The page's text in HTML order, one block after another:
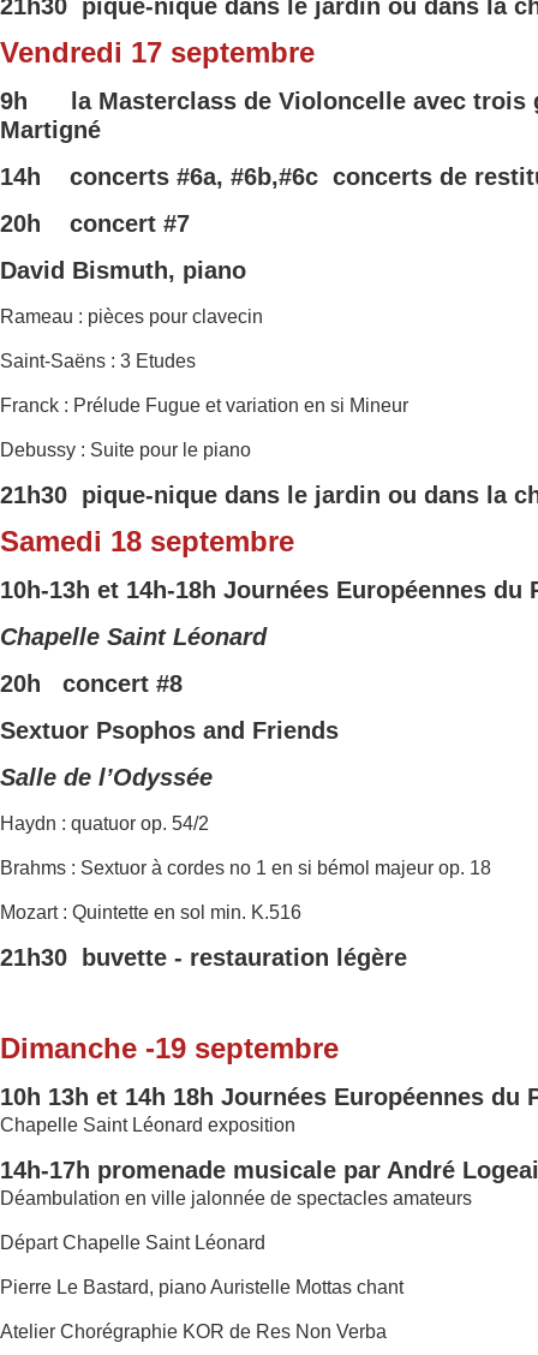
21h30 pique-nique dans le jardin ou dans la
Vendredi 17 septembre
9h
la Masterclass de Violoncelle avec
Martigné
14h concerts #6a, #6b,#6c concerts de
20h concert #7
David Bismuth, piano
Rameau : pièces pour clavecin
Saint-Saëns : 3 Etudes
Franck : Prélude Fugue et variation en si Mineur
Debussy : Suite pour le piano
21h30 pique-nique dans le jardin ou dans la
Samedi 18 septembre
10h-13h et 14h-18h Journées Européennes du
Chapelle Saint Léonard
20h concert #8
Sextuor Psophos and Friends
Salle de l’Odyssée
Haydn : quatuor op. 54/2
Brahms : Sextuor à cordes no 1 en si bémol majeur op. 18
Mozart : Quintette en sol min. K.516
21h30 buvette - restauration légère
Dimanche -19 septembre
10h 13h et 14h 18h Journées Européennes du
Chapelle Saint Léonard exposition
14h-17h promenade musicale par André
Déambulation en ville jalonnée de spectacles amateurs
Départ Chapelle Saint Léonard
Pierre Le Bastard, piano Auristelle Mottas chant
Atelier Chorégraphie KOR de Res Non Verba